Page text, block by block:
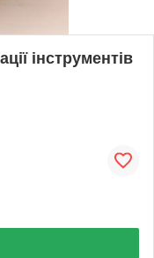
інструментів